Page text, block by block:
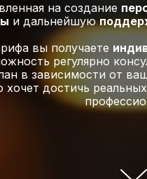
на создание
и дальнейшую
вы получаете
регулярно
в зависимости от
хочет достичь